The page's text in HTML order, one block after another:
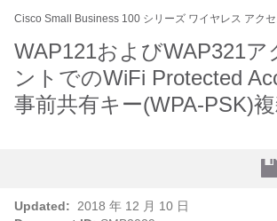
Cisco Small Business 100 シリーズ ワイヤレス アクセ
WAP121およびWAP321ア
ントでのWiFi Protected
事前共有キー(WPA-PSK)
Updated:
2018 年 12 月 10 日